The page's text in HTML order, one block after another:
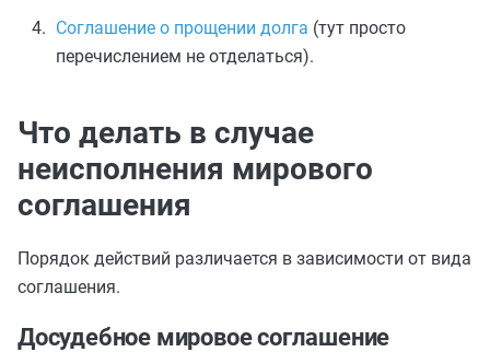
Соглашение о прощении долга (тут просто
перечислением не отделаться).
Что делать в случае
неисполнения мирового
соглашения
Порядок действий различается в зависимости от вида
соглашения.
Досудебное мировое соглашение